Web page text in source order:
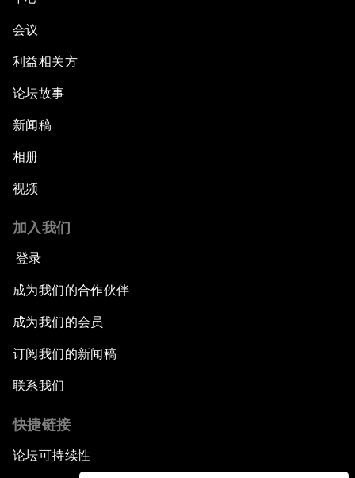
会议
利益相关方
论坛故事
新闻稿
相册
视频
加入我们
登录
成为我们的合作伙伴
成为我们的会员
订阅我们的新闻稿
联系我们
快捷链接
论坛可持续性